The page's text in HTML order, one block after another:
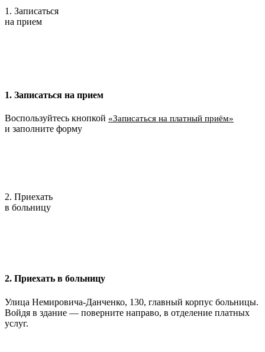
1. Записаться
на прием
1. Записаться на прием
Воспользуйтесь кнопкой «Записаться на платный приём»
и заполните форму
2. Приехать
в больницу
2. Приехать в больницу
Улица Немировича-Данченко, 130, главный корпус больницы.
Войдя в здание — поверните направо, в отделение платных
услуг.